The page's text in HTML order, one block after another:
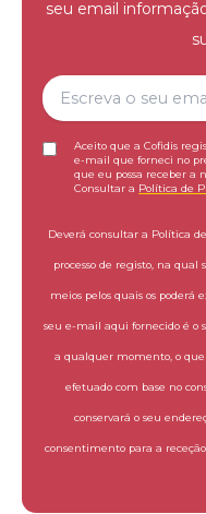
seu email
Aceito que a Cofidis
e-mail que forneci no
que eu possa receber a
Consultar a Política de
Deverá consultar a Política
processo de registo, na qual
meios pelos quais os poderá
seu e-mail aqui fornecido é o
a qualquer momento, o
efetuado com base no
conservará o seu
consentimento para a